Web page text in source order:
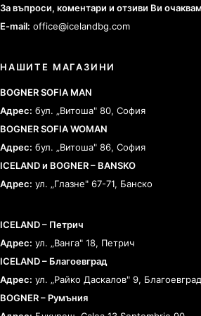
За въпроси, коментари и отзиви Ви
E-mail: office@icelandbg.com
НАШИТЕ МАГАЗИНИ
BOGNER SOFIA MAN
Адрес: бул. „Витоша" 80, София
BOGNER SOFIA WOMAN
Адрес: бул. „Витоша" 86, София
ICELAND и BOGNER – BANSKO
Адрес: ул. „Глазне" 67-71, Банско
ICELAND – Петрич
Адрес: ул. „Ванга" 18, Петрич
ICELAND – Благоевград
Адрес: ул. „Райко Даскалов" 9, Благоевград
BOGNER – Румъния